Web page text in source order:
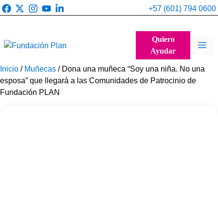
Saltar
al
+57 (601) 794 0600
Quiero
Ayudar
Inicio / Muñecas / Dona una muñeca “Soy una niña. No una
esposa” que llegará a las Comunidades de Patrocinio de
Fundación PLAN